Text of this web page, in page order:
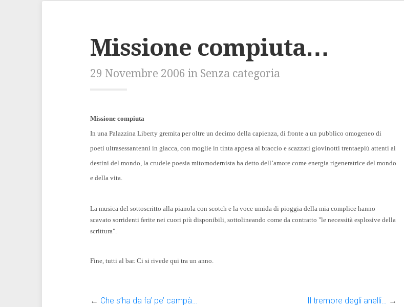
Missione compiuta…
29 Novembre 2006 in Senza categoria
Missione compiuta
In una Palazzina Liberty gremita per oltre un decimo della capienza, di fronte a un pubblico omogeneo di
poeti ultrasessantenni in giacca, con moglie in tinta appesa al braccio e scazzati giovinotti trentaepiù attenti ai
destini del mondo, la crudele poesia mitomodernista ha detto dell’amore come energia rigeneratrice del mondo
e della vita.
La musica del sottoscritto alla pianola con scotch e la voce umida di pioggia della mia complice hanno
scavato sorridenti ferite nei cuori più disponibili, sottolineando come da contratto "le necessità esplosive della
scrittura".
Fine, tutti al bar. Ci si rivede qui tra un anno.
← Che s’ha da fa’ pe’ campà… Il tremore degli anelli… →